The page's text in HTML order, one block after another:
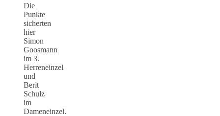
Die
Punkte
sicherten
hier
Simon
Goosmann
im 3.
Herreneinzel
und
Berit
Schulz
im
Dameneinzel.